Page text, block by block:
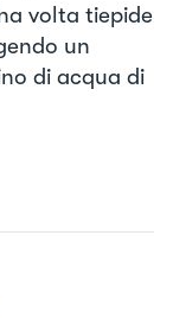
volta tiepide
un
di acqua di